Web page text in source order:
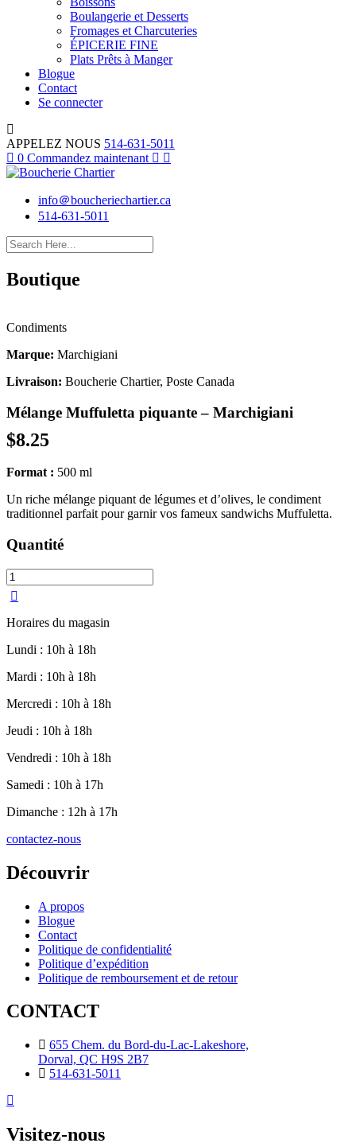
Boulangerie et Desserts
Fromages et Charcuteries
ÉPICERIE FINE
Plats Prêts à Manger
Blogue
Contact
Se connecter
APPELEZ NOUS 514-631-5011
0 Commandez maintenant
info＠boucheriechartier.ca
514-631-5011
Boutique
Condiments
Marque: Marchigiani
Livraison: Boucherie Chartier, Poste Canada
Mélange Muffuletta piquante – Marchigiani
$8.25
Format : 500 ml
Un riche mélange piquant de légumes et d’olives, le condiment
traditionnel parfait pour garnir vos fameux sandwichs Muffuletta.
Quantité
Mélange
Muffuletta
piquante
–
quantity
Horaires du magasin
Lundi : 10h à 18h
Mardi : 10h à 18h
Mercredi : 10h à 18h
Jeudi : 10h à 18h
Vendredi : 10h à 18h
Samedi : 10h à 17h
Dimanche : 12h à 17h
contactez-nous
Découvrir
A propos
Blogue
Contact
Politique de confidentialité
Politique d’expédition
Politique de remboursement et de retour
CONTACT
655 Chem. du Bord-du-Lac-Lakeshore,
Dorval, QC H9S 2B7
514-631-5011
Visitez-nous